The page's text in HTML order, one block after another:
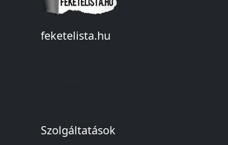
feketelista.hu
Szolgáltatások